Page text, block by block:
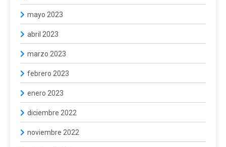
mayo 2023
abril 2023
marzo 2023
febrero 2023
enero 2023
diciembre 2022
noviembre 2022